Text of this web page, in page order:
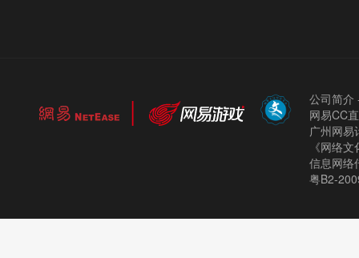
公司简介
网易CC
广州网
《网络
信息网络
粤B2-